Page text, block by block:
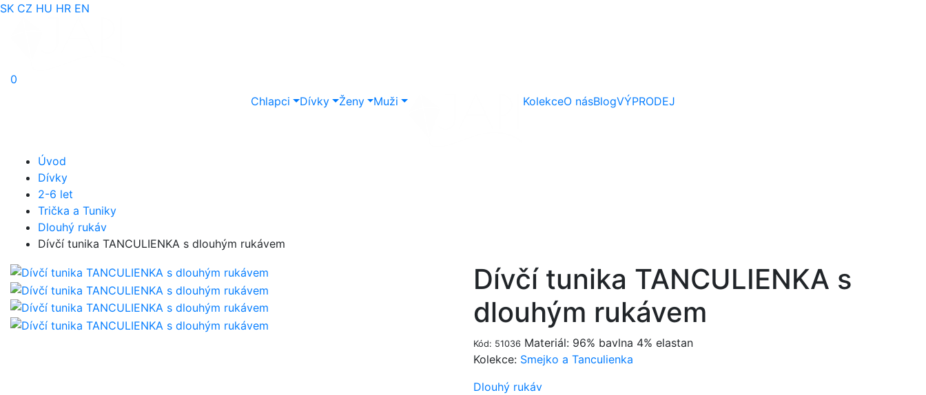
SK CZ HU HR EN
0
Chlapci
Dívky Ženy Muži KolekceO násBlogVÝPRODEJ
Úvod
Dívky
2-6 let
Trička a Tuniky
Dlouhý rukáv
Dívčí tunika TANCULIENKA s dlouhým rukávem
Dívčí tunika TANCULIENKA s
dlouhým rukávem
Kód: 51036 Materiál: 96% bavlna 4% elastan
Kolekce: Smejko a Tanculienka
Dlouhý rukáv